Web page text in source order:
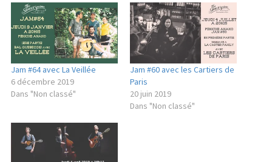
Jam #64 avec La Veillée
6 décembre 2019
Dans "Non classé"
Jam #60 avec les Cartiers de
Paris
20 juin 2019
Dans "Non classé"